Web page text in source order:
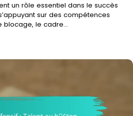
un rôle essentiel dans le succès
sur des compétences
blocage, le cadre…